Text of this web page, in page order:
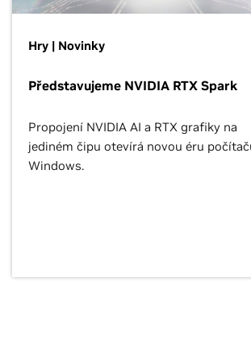
Hry | Novinky
Představujeme NVIDIA RTX Spark
Propojení NVIDIA AI a RTX grafiky na
jediném čipu otevírá novou éru
Windows.